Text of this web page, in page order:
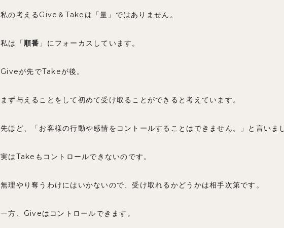
私の考えるGive＆Takeは「量」ではありません。
私は「順番 」にフォーカスしています。
Giveが先でTakeが後。
まず与えることをして初めて受け取ることができると考えています。
先ほど、「お客様の行動や感情をコントールすることはできません。」と言いま
実はTakeもコントロールできないのです。
無理やり奪うわけにはいかないので、受け取れるかどうかは相手次第です。
一方、Giveはコントロールできます。